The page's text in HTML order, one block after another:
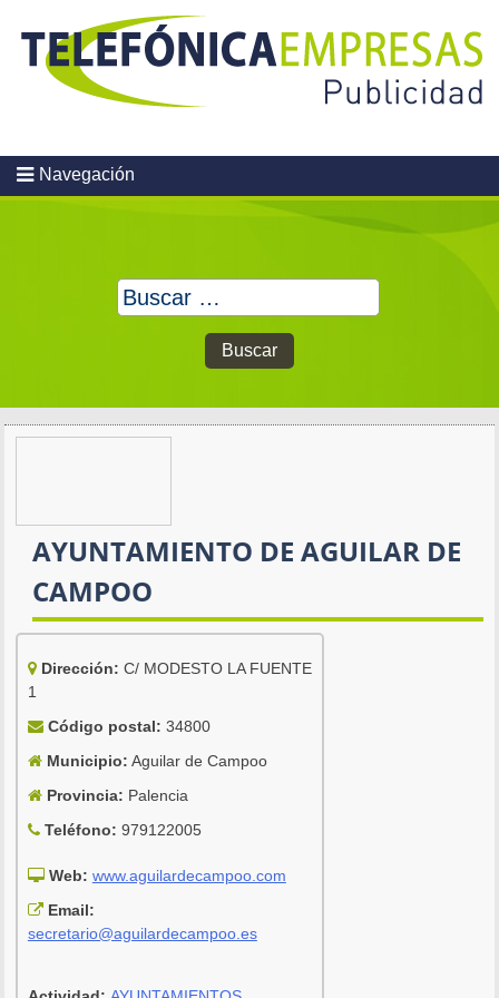
content
Navegación
Buscar:
AYUNTAMIENTO DE AGUILAR DE
CAMPOO
Dirección: C/ MODESTO LA FUENTE
1
Código postal: 34800
Municipio: Aguilar de Campoo
Provincia: Palencia
Teléfono: 979122005
Web: www.aguilardecampoo.com
Email:
secretario@aguilardecampoo.es